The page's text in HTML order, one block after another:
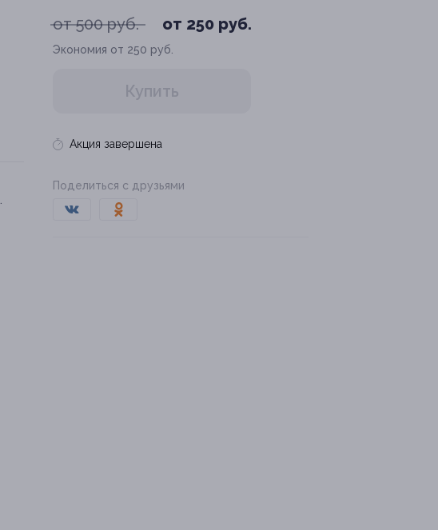
от 500 руб. от 250 руб.
Экономия от 250 руб.
Купить
Акция завершена
Поделиться с друзьями